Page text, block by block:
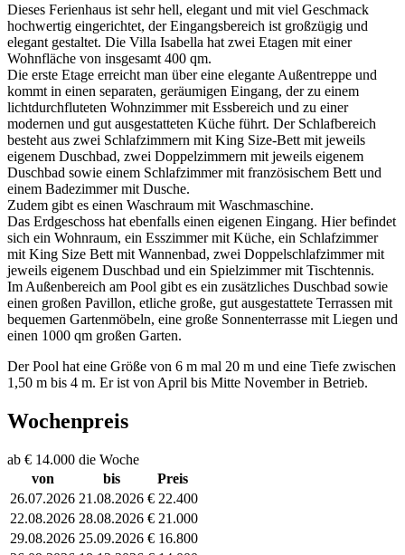
Dieses Ferienhaus ist sehr hell, elegant und mit viel Geschmack
hochwertig eingerichtet, der Eingangsbereich ist großzügig und
elegant gestaltet. Die Villa Isabella hat zwei Etagen mit einer
Wohnfläche von insgesamt 400 qm.
Die erste Etage erreicht man über eine elegante Außentreppe und
kommt in einen separaten, geräumigen Eingang, der zu einem
lichtdurchfluteten Wohnzimmer mit Essbereich und zu einer
modernen und gut ausgestatteten Küche führt. Der Schlafbereich
besteht aus zwei Schlafzimmern mit King Size-Bett mit jeweils
eigenem Duschbad, zwei Doppelzimmern mit jeweils eigenem
Duschbad sowie einem Schlafzimmer mit französischem Bett und
einem Badezimmer mit Dusche.
Zudem gibt es einen Waschraum mit Waschmaschine.
Das Erdgeschoss hat ebenfalls einen eigenen Eingang. Hier befindet
sich ein Wohnraum, ein Esszimmer mit Küche, ein Schlafzimmer
mit King Size Bett mit Wannenbad, zwei Doppelschlafzimmer mit
jeweils eigenem Duschbad und ein Spielzimmer mit Tischtennis.
Im Außenbereich am Pool gibt es ein zusätzliches Duschbad sowie
einen großen Pavillon, etliche große, gut ausgestattete Terrassen mit
bequemen Gartenmöbeln, eine große Sonnenterrasse mit Liegen und
einen 1000 qm großen Garten.
Der Pool hat eine Größe von 6 m mal 20 m und eine Tiefe zwischen
1,50 m bis 4 m. Er ist von April bis Mitte November in Betrieb.
Wochenpreis
ab € 14.000 die Woche
von
bis
Preis
26.07.2026 21.08.2026 € 22.400
22.08.2026 28.08.2026 € 21.000
29.08.2026 25.09.2026 € 16.800